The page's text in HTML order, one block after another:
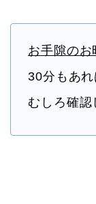
お手隙のお
30分もあれ
むしろ確認